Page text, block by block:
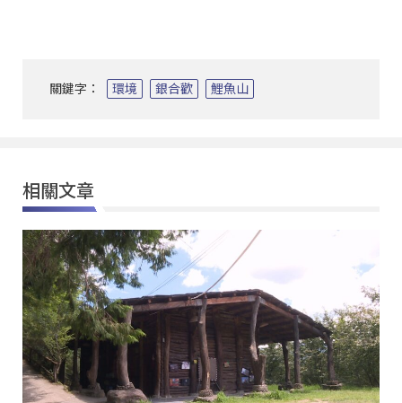
關鍵字： 環境 銀合歡 鯉魚山
相關文章